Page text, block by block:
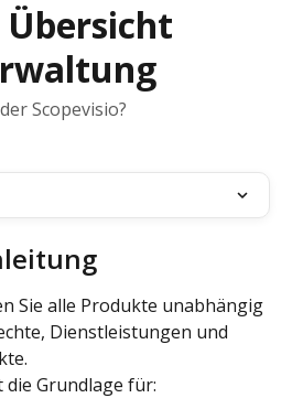
Scopevisio?
Sie alle Produkte unabhängig
Dienstleistungen und
Grundlage für: